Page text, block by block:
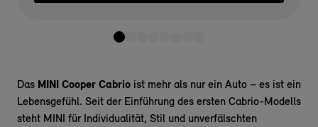
Das MINI Cooper Cabrio ist mehr als nur ein Auto – es ist ein
Lebensgefühl. Seit der Einführung des ersten Cabrio-Modells
steht MINI für Individualität, Stil und unverfälschten